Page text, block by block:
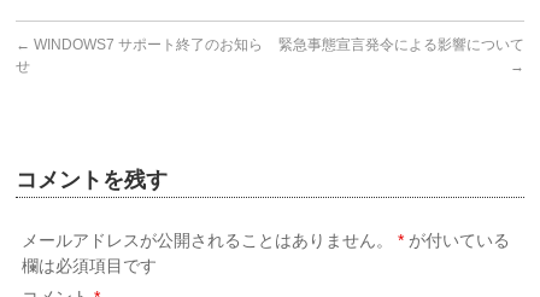
← WINDOWS7 サポート終了のお知ら
せ
緊急事態宣言発令による影響について
→
コメントを残す
メールアドレスが公開されることはありません。 * が付いている
欄は必須項目です